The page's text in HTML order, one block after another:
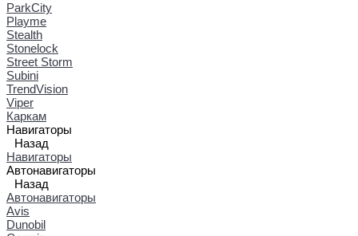
ParkCity
Playme
Stealth
Stonelock
Street Storm
Subini
TrendVision
Viper
Каркам
Навигаторы
Назад
Навигаторы
Автонавигаторы
Назад
Автонавигаторы
Avis
Dunobil